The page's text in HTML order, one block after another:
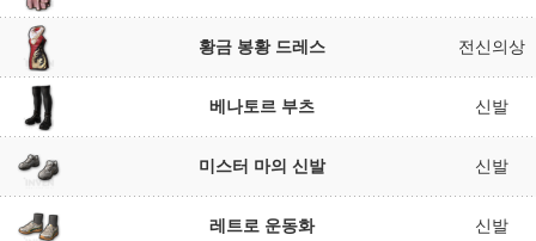
황금 봉황 드레스 전신의상
베나토르 부츠 신발
미스터 마의 신발 신발
레트로 운동화 신발